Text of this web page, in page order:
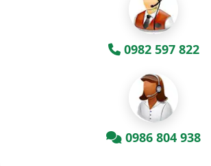
0982 597 822
0986 804 938